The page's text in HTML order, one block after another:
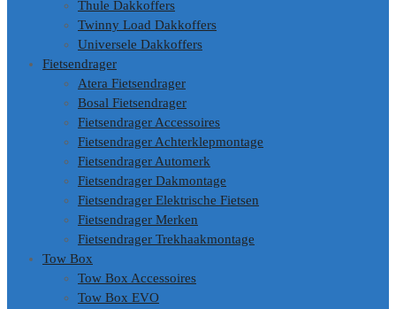
Thule Dakkoffers
Twinny Load Dakkoffers
Universele Dakkoffers
Fietsendrager
Atera Fietsendrager
Bosal Fietsendrager
Fietsendrager Accessoires
Fietsendrager Achterklepmontage
Fietsendrager Automerk
Fietsendrager Dakmontage
Fietsendrager Elektrische Fietsen
Fietsendrager Merken
Fietsendrager Trekhaakmontage
Tow Box
Tow Box Accessoires
Tow Box EVO